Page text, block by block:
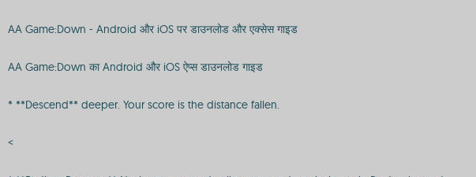
AA Game:Down - Android और iOS पर डाउनलोड और एक्सेस गाइड
AA Game:Down का Android और iOS ऐप्स डाउनलोड गाइड
* **Descend** deeper. Your score is the distance fallen.
<